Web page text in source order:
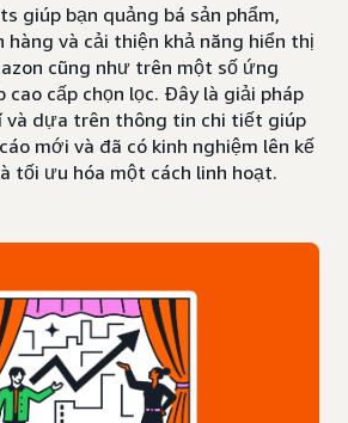
giúp bạn quảng bá sản phẩm,
hàng và cải thiện khả năng hiển thị
cũng như trên một số ứng
cao cấp chọn lọc. Đây là giải pháp
và dựa trên thông tin chi tiết giúp
mới và đã có kinh nghiệm lên kế
tối ưu hóa một cách linh hoạt.